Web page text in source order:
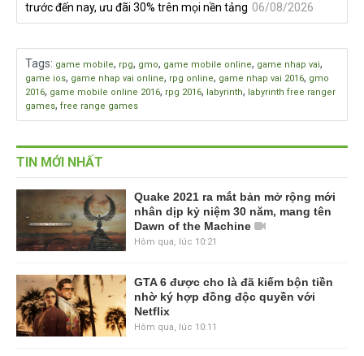
trước đến nay, ưu đãi 30% trên mọi nền tảng 06/08/2026
Tags: game mobile, rpg, gmo, game mobile online, game nhap vai,
game ios, game nhap vai online, rpg online, game nhap vai 2016, gmo
2016, game mobile online 2016, rpg 2016, labyrinth, labyrinth free ranger
games, free range games
TIN MỚI NHẤT
Quake 2021 ra mắt bản mở rộng mới
nhân dịp kỷ niệm 30 năm, mang tên
Dawn of the Machine
Hôm qua, lúc 10:21
GTA 6 được cho là đã kiếm bộn tiền
nhờ ký hợp đồng độc quyền với
Netflix
Hôm qua, lúc 10:11